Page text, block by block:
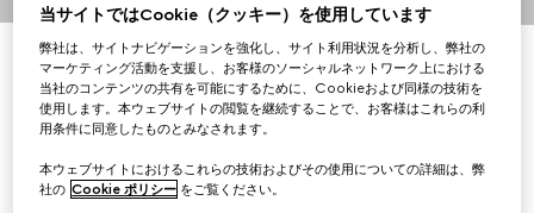
/4
〔ベビー〕コットンジャージー フーデッド スウェットシ
ャツ
￥48,400
（税込）
当サイトではCookie（クッキー）を使用しています
弊社は、サイトナビゲーションを強化し、サイト利用状況を分析し、弊社の
マーケティング活動を支援し、お客様のソーシャルネットワーク上における
当社のコンテンツの共有を可能にするために、Cookieおよび同様の技術を
使用します。本ウェブサイトの閲覧を継続することで、お客様はこれらの利
用条件に同意したものとみなされます。
本ウェブサイトにおけるこれらの技術およびその使用についての詳細は、弊
社の Cookie ポリシー をご覧ください。